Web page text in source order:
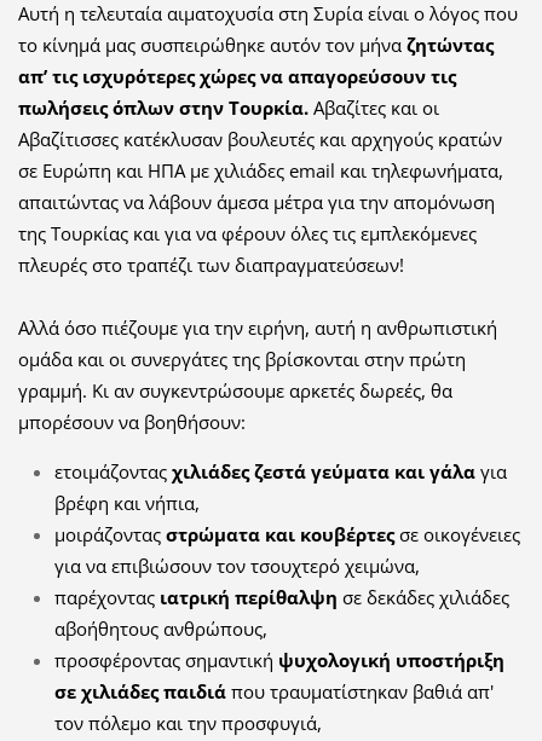
Αυτή η τελευταία αιματοχυσία στη Συρία είναι ο λόγος που
το κίνημά μας συσπειρώθηκε αυτόν τον μήνα ζητώντας
απ’ τις ισχυρότερες χώρες να απαγορεύσουν τις
πωλήσεις όπλων στην Τουρκία. Αβαζίτες και οι
Αβαζίτισσες κατέκλυσαν βουλευτές και αρχηγούς κρατών
σε Ευρώπη και ΗΠΑ με χιλιάδες email και τηλεφωνήματα,
απαιτώντας να λάβουν άμεσα μέτρα για την απομόνωση
της Τουρκίας και για να φέρουν όλες τις εμπλεκόμενες
πλευρές στο τραπέζι των διαπραγματεύσεων!
Αλλά όσο πιέζουμε για την ειρήνη, αυτή η ανθρωπιστική
ομάδα και οι συνεργάτες της βρίσκονται στην πρώτη
γραμμή. Κι αν συγκεντρώσουμε αρκετές δωρεές, θα
μπορέσουν να βοηθήσουν:
ετοιμάζοντας χιλιάδες ζεστά γεύματα και γάλα για
βρέφη και νήπια,
μοιράζοντας στρώματα και κουβέρτεςσε οικογένειες
για να επιβιώσουν τον τσουχτερό χειμώνα,
παρέχοντας ιατρική περίθαλψη σε δεκάδες χιλιάδες
αβοήθητους ανθρώπους,
προσφέροντας σημαντική ψυχολογική υποστήριξη
σε χιλιάδες παιδιάπου τραυματίστηκαν βαθιά απ'
τον πόλεμο και την προσφυγιά,